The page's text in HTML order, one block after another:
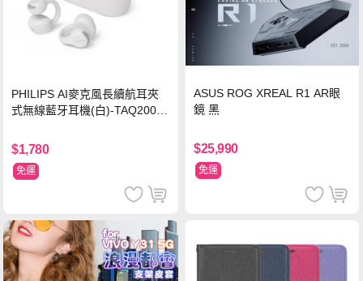
PHILIPS AI麥克風長續航耳夾
式無線藍牙耳機(白)-TAQ2000
$1,780
免運
ASUS ROG XREAL R1 AR眼
鏡 黑
$25,990
免運